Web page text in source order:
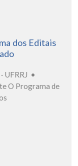
dos Editais
UFRRJ •
O Programa de